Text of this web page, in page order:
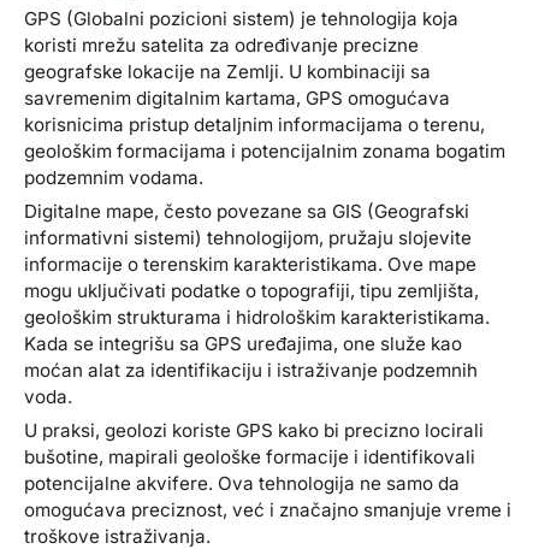
GPS (Globalni pozicioni sistem) je tehnologija koja
koristi mrežu satelita za određivanje precizne
geografske lokacije na Zemlji. U kombinaciji sa
savremenim digitalnim kartama, GPS omogućava
korisnicima pristup detaljnim informacijama o terenu,
geološkim formacijama i potencijalnim zonama bogatim
podzemnim vodama.
Digitalne mape, često povezane sa GIS (Geografski
informativni sistemi) tehnologijom, pružaju slojevite
informacije o terenskim karakteristikama. Ove mape
mogu uključivati podatke o topografiji, tipu zemljišta,
geološkim strukturama i hidrološkim karakteristikama.
Kada se integrišu sa GPS uređajima, one služe kao
moćan alat za identifikaciju i istraživanje podzemnih
voda.
U praksi, geolozi koriste GPS kako bi precizno locirali
bušotine, mapirali geološke formacije i identifikovali
potencijalne akvifere. Ova tehnologija ne samo da
omogućava preciznost, već i značajno smanjuje vreme i
troškove istraživanja.